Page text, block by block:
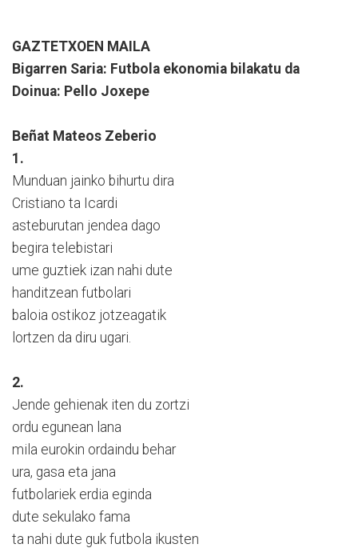
GAZTETXOEN MAILA
Bigarren Saria: Futbola ekonomia bilakatu da
Doinua: Pello Joxepe
Beñat Mateos Zeberio
1.
Munduan jainko bihurtu dira
Cristiano ta Icardi
asteburutan jendea dago
begira telebistari
ume guztiek izan nahi dute
handitzean futbolari
baloia ostikoz jotzeagatik
lortzen da diru ugari.
2.
Jende gehienak iten du zortzi
ordu egunean lana
mila eurokin ordaindu behar
ura, gasa eta jana
futbolariek erdia eginda
dute sekulako fama
ta nahi dute guk futbola ikusten